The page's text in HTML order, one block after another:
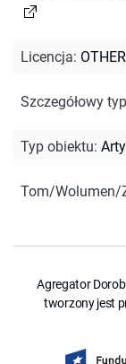
Licencja: OTHER
Szczegółowy
Typ obiektu:
Tom/Wolumen/
Agregator
tworzony jest